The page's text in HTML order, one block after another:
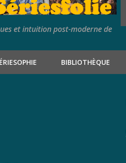
et intuition post-moderne de
BIBLIOTHÈQUE